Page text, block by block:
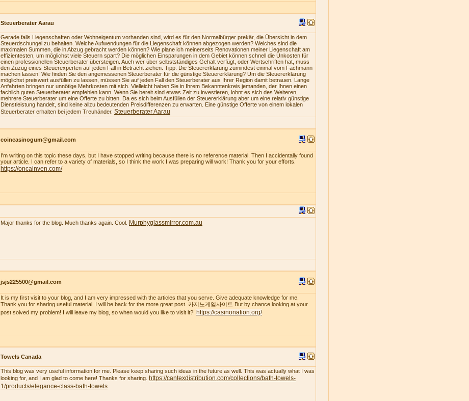
Steuerberater Aarau
Gerade falls Liegenschaften oder Wohneigentum vorhanden sind, wird es für den Normalbürger prekär, die Übersicht in dem
Steuerdschungel zu behalten. Welche Aufwendungen für die Liegenschaft können abgezogen werden? Welches sind die
maximalen Summen, die in Abzug gebracht werden können? Wie plane ich meinerseits Renovationen meiner Liegenschaft am
effizientesten, um möglichst viele Steuern spart? Die möglichen Einsparungen in dem Gebiet können schnell die Unkosten für
einen professionellen Steuerberater übersteigen. Auch wer über selbstständiges Gehalt verfügt, oder Wertschriften hat, muss
den Zuzug eines Steuerexperten auf jeden Fall in Betracht ziehen. Tipp: Die Steuererklärung zumindest einmal vom Fachmann
machen lassen! Wie finden Sie den angemessenen Steuerberater für die günstige Steuererklärung? Um die Steuererklärung
möglichst preiswert ausfüllen zu lassen, müssen Sie auf jeden Fall den Steuerberater aus Ihrer Region damit betrauen. Lange
Anfahrten bringen nur unnötige Mehrkosten mit sich. Vielleicht haben Sie in Ihrem Bekanntenkreis jemanden, der Ihnen einen
fachlich guten Steuerberater empfehlen kann. Wenn Sie bereit sind etwas Zeit zu investieren, lohnt es sich des Weiteren,
mehrere Steuerberater um eine Offerte zu bitten. Da es sich beim Ausfüllen der Steuererklärung aber um eine relativ günstige
Dienstleistung handelt, sind keine allzu bedeutenden Preisdifferenzen zu erwarten. Eine günstige Offerte von einem lokalen
Steuerberater erhalten bei jedem Treuhänder. Steuerberater Aarau
coincasinogum@gmail.com
I'm writing on this topic these days, but I have stopped writing because there is no reference material. Then I accidentally found
your article. I can refer to a variety of materials, so I think the work I was preparing will work! Thank you for your efforts.
https://oncainven.com/
Major thanks for the blog. Much thanks again. Cool. Murphyglassmirror.com.au
jsjs225500@gmail.com
It is my first visit to your blog, and I am very impressed with the articles that you serve. Give adequate knowledge for me.
Thank you for sharing useful material. I will be back for the more great post. 카지노게임사이트 But by chance looking at your
post solved my problem! I will leave my blog, so when would you like to visit it?! https://casinonation.org/
Towels Canada
This blog was very useful information for me. Please keep sharing such ideas in the future as well. This was actually what I was
looking for, and I am glad to come here! Thanks for sharing.
https://cantexdistribution.com/collections/bath-towels-
1/products/elegance-class-bath-towels